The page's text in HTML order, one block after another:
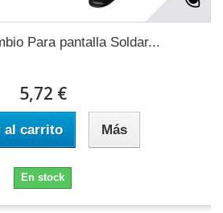
Para pantalla Soldar...
5,72 €
al carrito Más
En stock